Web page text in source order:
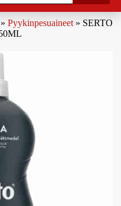
» Pyykinpesuaineet » SERTO